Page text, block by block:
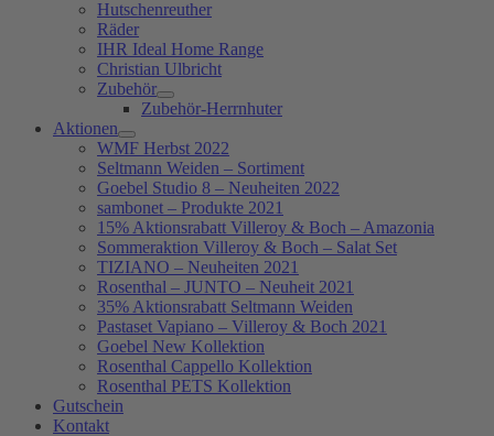
Hutschenreuther
Räder
IHR Ideal Home Range
Christian Ulbricht
Zubehör
Zubehör-Herrnhuter
Aktionen
WMF Herbst 2022
Seltmann Weiden – Sortiment
Goebel Studio 8 – Neuheiten 2022
sambonet – Produkte 2021
15% Aktionsrabatt Villeroy & Boch – Amazonia
Sommeraktion Villeroy & Boch – Salat Set
TIZIANO – Neuheiten 2021
Rosenthal – JUNTO – Neuheit 2021
35% Aktionsrabatt Seltmann Weiden
Pastaset Vapiano – Villeroy & Boch 2021
Goebel New Kollektion
Rosenthal Cappello Kollektion
Rosenthal PETS Kollektion
Gutschein
Kontakt